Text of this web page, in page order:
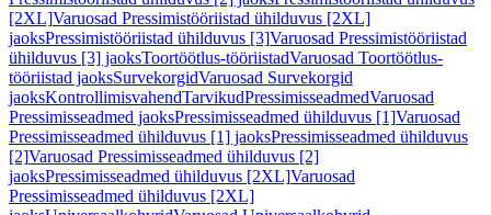
[2XL]Varuosad Pressimistööriistad ühilduvus [2XL]
jaoksPressimistööriistad ühilduvus [3]Varuosad Pressimistööriistad
ühilduvus [3] jaoksToortöötlus-tööriistadVaruosad Toortöötlus-
tööriistad jaoksSurvekorgidVaruosad Survekorgid
jaoksKontrollimisvahendTarvikudPressimisseadmedVaruosad
Pressimisseadmed jaoksPressimisseadmed ühilduvus [1]Varuosad
Pressimisseadmed ühilduvus [1] jaoksPressimisseadmed ühilduvus
[2]Varuosad Pressimisseadmed ühilduvus [2]
jaoksPressimisseadmed ühilduvus [2XL]Varuosad
Pressimisseadmed ühilduvus [2XL]